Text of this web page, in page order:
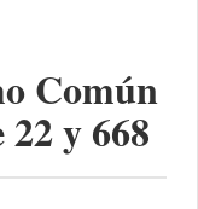
Común
22y668